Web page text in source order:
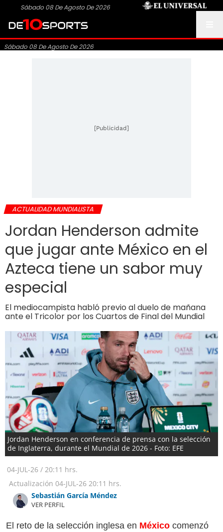
Sábado 08 De Agosto De 2026
Sábado 08 De Agosto De 2026
[Publicidad]
ACTUALIDAD MUNDIALISTA
Jordan Henderson admite
que jugar ante México en el
Azteca tiene un sabor muy
especial
El mediocampista habló previo al duelo de mañana
ante el Tricolor por los Cuartos de Final del Mundial
Jordan Henderson en conferencia de prensa con la selección
de Inglaterra, durante el Mundial de 2026 - Foto: EFE
04-JUL-26 / 20:11 hrs.
Actualización 04-JUL-26 20:11 hrs.
Sebastián García Méndez
VER PERFIL
El reto de la selección inglesa en México comenzó